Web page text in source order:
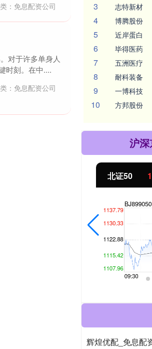
： 免息配资公司
对于许多单身人
时刻。在中....
： 免息配资公司
3 志特新材
4 博腾股份
5 近岸蛋白
6 毕得医药
7 五洲医疗
8 耐科装备
9 一博科技
10 方邦股份
沪
北证50
辉煌优配_免息配